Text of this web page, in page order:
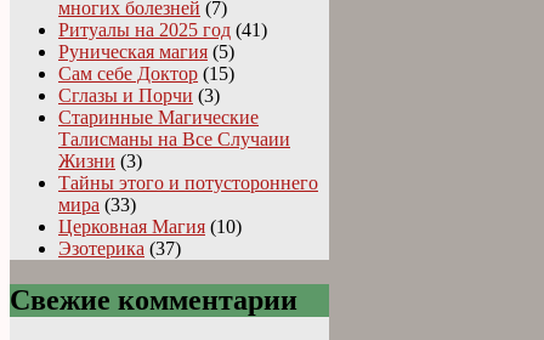
многих болезней (7)
Ритуалы на 2025 год (41)
Руническая магия (5)
Сам себе Доктор (15)
Сглазы и Порчи (3)
Старинные Магические
Талисманы на Все Случаии
Жизни (3)
Тайны этого и потустороннего
мира (33)
Церковная Магия (10)
Эзотерика (37)
Свежие комментарии